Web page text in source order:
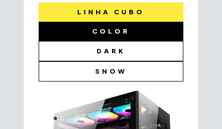
LINHA CUBO
COLOR
DARK
SNOW